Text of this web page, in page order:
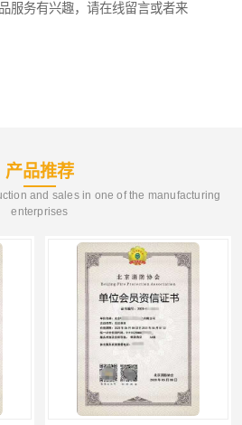
服务有兴趣，请在线留言或者来
产品推荐
and sales in one of the manufacturing
enterprises